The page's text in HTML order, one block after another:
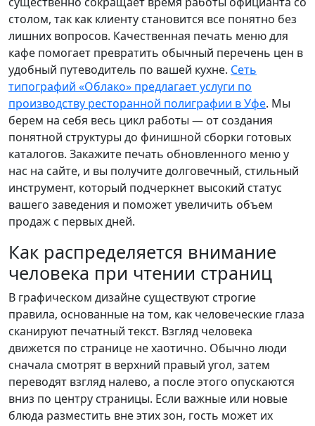
столом, так как клиенту становится все понятно без
лишних вопросов. Качественная печать меню для
кафе помогает превратить обычный перечень цен в
удобный путеводитель по вашей кухне. Сеть
типографий «Облако» предлагает услуги по
производству ресторанной полиграфии в Уфе. Мы
берем на себя весь цикл работы — от создания
понятной структуры до финишной сборки готовых
каталогов. Закажите печать обновленного меню у
нас на сайте, и вы получите долговечный, стильный
инструмент, который подчеркнет высокий статус
вашего заведения и поможет увеличить объем
продаж с первых дней.
Как распределяется внимание
человека при чтении страниц
В графическом дизайне существуют строгие
правила, основанные на том, как человеческие глаза
сканируют печатный текст. Взгляд человека
движется по странице не хаотично. Обычно люди
сначала смотрят в верхний правый угол, затем
переводят взгляд налево, а после этого опускаются
вниз по центру страницы. Если важные или новые
блюда разместить вне этих зон, гость может их